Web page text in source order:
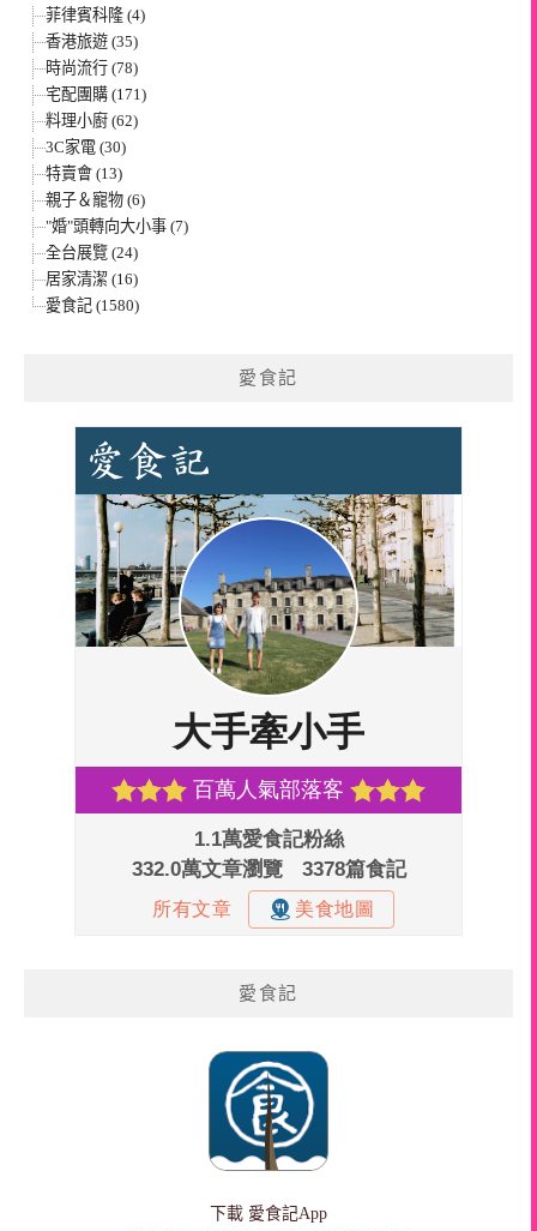
菲律賓科隆 (4)
香港旅遊 (35)
時尚流行 (78)
宅配團購 (171)
料理小廚 (62)
3C家電 (30)
特賣會 (13)
親子＆寵物 (6)
"婚"頭轉向大小事 (7)
全台展覽 (24)
居家清潔 (16)
愛食記 (1580)
愛食記
愛食記
下載 愛食記App